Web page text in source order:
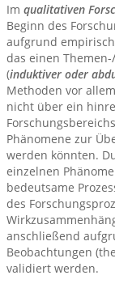
Im qualitativen
Beginn des
aufgrund
das einen
(induktiver oder
Methoden vor
nicht über ein
Phänomene zur
werden könnten.
einzelnen
bedeutsame
des
anschließend
Beobachtungen
validiert werden.